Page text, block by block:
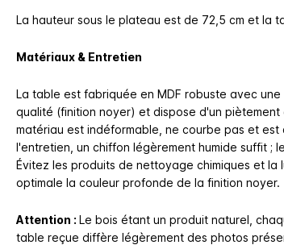
La hauteur sous le plateau est de 72,5 cm et la
Matériaux & Entretien
La table est fabriquée en MDF robuste avec
qualité (finition noyer) et dispose d'un
matériau est indéformable, ne courbe pas et
l'entretien, un chiffon légèrement humide suffit ;
Évitez les produits de nettoyage chimiques et
optimale la couleur profonde de la finition noyer.
Attention : Le bois étant un produit naturel,
table reçue diffère légèrement des photos